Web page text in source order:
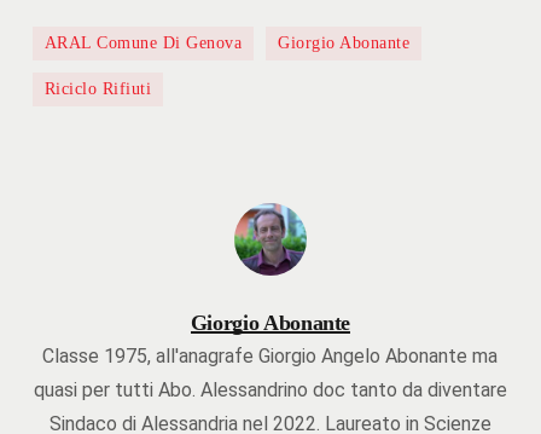
ARAL Comune Di Genova Giorgio Abonante
Riciclo Rifiuti
Giorgio Abonante
Classe 1975, all'anagrafe Giorgio Angelo Abonante ma
quasi per tutti Abo. Alessandrino doc tanto da diventare
Sindaco di Alessandria nel 2022. Laureato in Scienze